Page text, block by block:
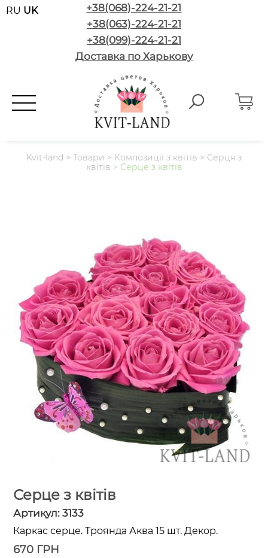
RU UK
+38(068)-224-21-21
+38(063)-224-21-21
+38(099)-224-21-21
Доставка по Харькову
Kvit-land > Товари > Композиції з квітів > Серця з
квітів > Серце з квітів
Серце з квітів
Артикул:3133
Каркас серце. Троянда Аква 15 шт. Декор.
670 ГРН